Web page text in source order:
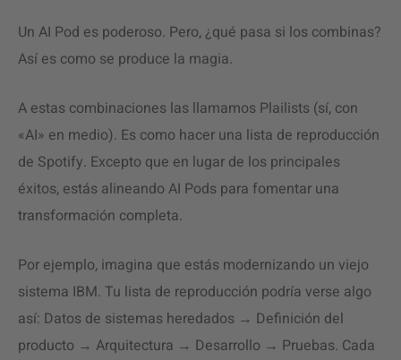
Un AI Pod es poderoso. Pero, ¿qué pasa si los combinas?
Así es como se produce la magia.
A estas combinaciones las llamamos Plailists (sí, con
«AI» en medio). Es como hacer una lista de reproducción
de Spotify. Excepto que en lugar de los principales
éxitos, estás alineando AI Pods para fomentar una
transformación completa.
Por ejemplo, imagina que estás modernizando un viejo
sistema IBM. Tu lista de reproducción podría verse algo
así: Datos de sistemas heredados → Definición del
producto → Arquitectura → Desarrollo → Pruebas. Cada